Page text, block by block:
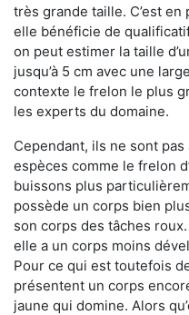
très grande taille. C’est
elle bénéficie de qualificatif
on peut estimer la taille
jusqu’à 5 cm avec une
contexte le frelon le plus
les experts du domaine.
Cependant, ils ne sont
espèces comme le frelon
buissons plus
possède un corps bien
son corps des tâches
elle a un corps moins
Pour ce qui est toutefois
présentent un corps
jaune qui domine. Alors